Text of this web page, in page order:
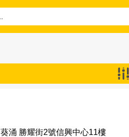
葵涌 勝耀街2號信興中心11樓